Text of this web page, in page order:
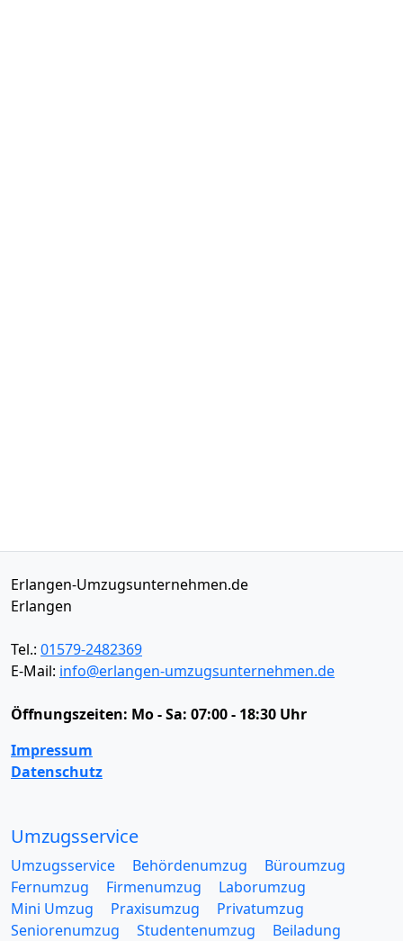
Erlangen-Umzugsunternehmen.de
Erlangen
Tel.: 01579-2482369
E-Mail: info@erlangen-umzugsunternehmen.de
Öffnungszeiten: Mo - Sa: 07:00 - 18:30 Uhr
Impressum
Datenschutz
Umzugsservice
Umzugsservice Behördenumzug
Büroumzug
Fernumzug
Firmenumzug
Laborumzug
Mini Umzug
Praxisumzug
Privatumzug
Seniorenumzug
Studentenumzug
Beiladung